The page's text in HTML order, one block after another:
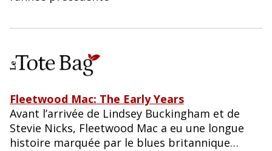
Fleetwood Mac: The Early Years
Avant l’arrivée de Lindsey Buckingham et de
Stevie Nicks, Fleetwood Mac a eu une longue
histoire marquée par le blues britannique…